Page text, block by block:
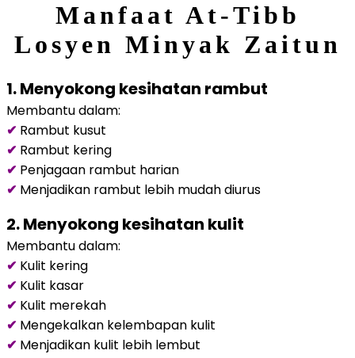
Manfaat At-Tibb
Losyen Minyak Zaitun
1. Menyokong kesihatan rambut
Membantu dalam:
✔ Rambut kusut
✔ Rambut kering
✔ Penjagaan rambut harian
✔ Menjadikan rambut lebih mudah diurus
2. Menyokong kesihatan kulit
Membantu dalam:
✔ Kulit kering
✔ Kulit kasar
✔ Kulit merekah
✔ Mengekalkan kelembapan kulit
✔ Menjadikan kulit lebih lembut